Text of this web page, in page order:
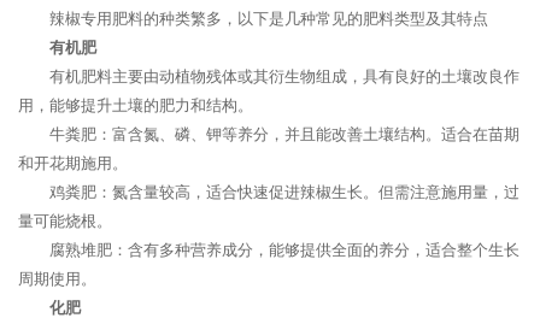
辣椒专用肥料的种类繁多，以下是几种常见的肥料类型及其特点
有机肥
有机肥料主要由动植物残体或其衍生物组成，具有良好的土壤改良作
用，能够提升土壤的肥力和结构。
牛粪肥：富含氮、磷、钾等养分，并且能改善土壤结构。适合在苗期
和开花期施用。
鸡粪肥：氮含量较高，适合快速促进辣椒生长。但需注意施用量，过
量可能烧根。
腐熟堆肥：含有多种营养成分，能够提供全面的养分，适合整个生长
周期使用。
化肥